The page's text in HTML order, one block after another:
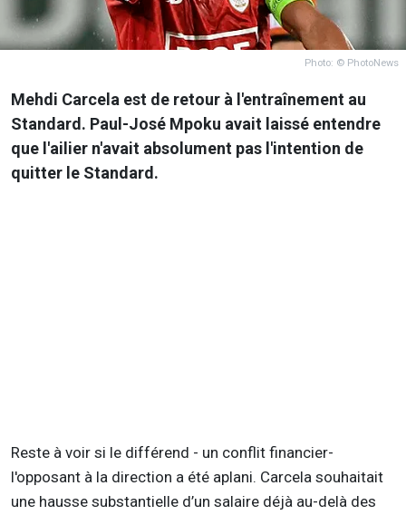
Photo: © PhotoNews
Mehdi Carcela est de retour à l'entraînement au
Standard. Paul-José Mpoku avait laissé entendre
que l'ailier n'avait absolument pas l'intention de
quitter le Standard.
Reste à voir si le différend - un conflit financier-
l'opposant à la direction a été aplani. Carcela souhaitait
une hausse substantielle d’un salaire déjà au-delà des